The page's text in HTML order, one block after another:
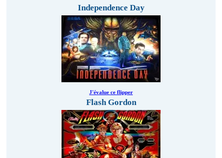
Independence Day
J'évalue ce flipper
Flash Gordon